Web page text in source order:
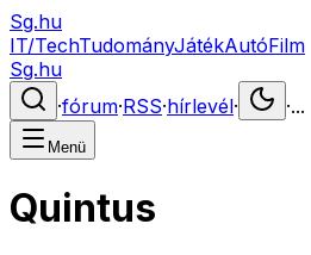
Sg.hu
IT/TechTudományJátékAutóFilm
Sg.hu
·fórum·RSS·hírlevél· ·...
Menü
Quintus